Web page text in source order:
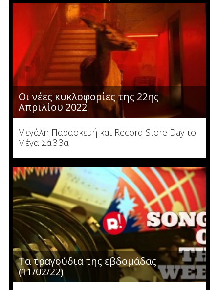
Οι νέες κυκλοφορίες της 22ης
Απριλίου 2022
Μεγάλη Παρασκευή και Record Store Day το
Μέγα Σάββα
Τα τραγούδια της εβδομάδας
(11/02/22)